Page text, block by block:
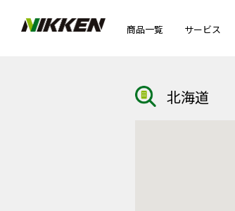
商品一覧 サービス
北海道